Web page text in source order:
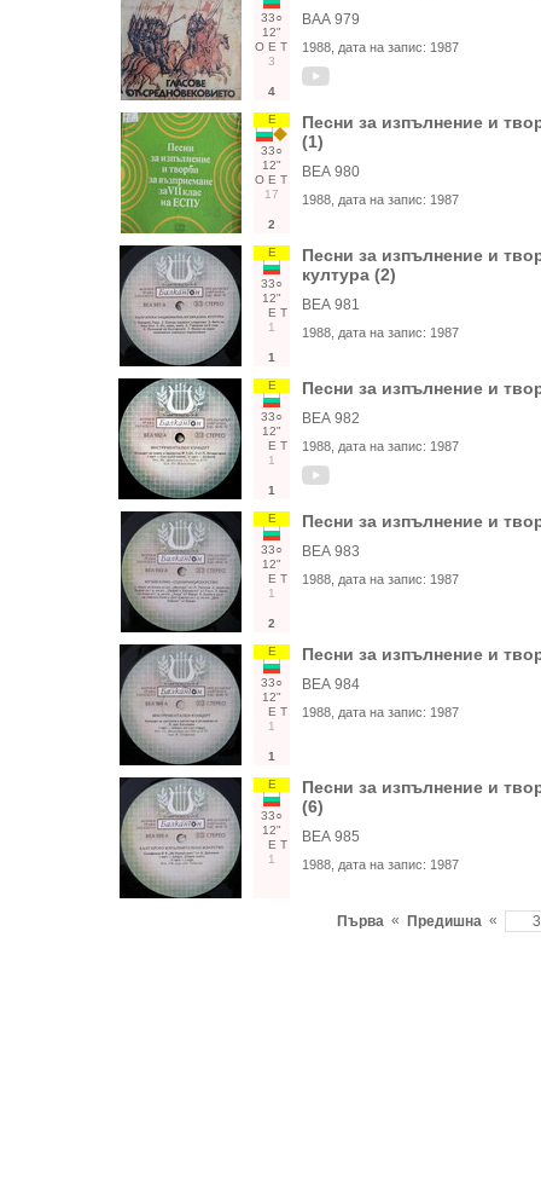
33○
12"
О Е Т
3
4
ВАА 979
1988 , дата на запис: 1987
Е
33○
12"
О Е Т
17
2
Песни за изпълнение и
(1)
ВЕА 980
1988 , дата на запис: 1987
Е
33○
12"
Е Т
1
1
Песни за изпълнение и
култура (2)
ВЕА 981
1988 , дата на запис: 1987
Е
33○
12"
Е Т
1
1
Песни за изпълнение и
ВЕА 982
1988 , дата на запис: 1987
Е
33○
12"
Е Т
1
2
Песни за изпълнение и
ВЕА 983
1988 , дата на запис: 1987
Е
33○
12"
Е Т
1
1
Песни за изпълнение и
ВЕА 984
1988 , дата на запис: 1987
Е
33○
12"
Е Т
1
Песни за изпълнение и
(6)
ВЕА 985
1988 , дата на запис: 1987
Първа « Предишна «